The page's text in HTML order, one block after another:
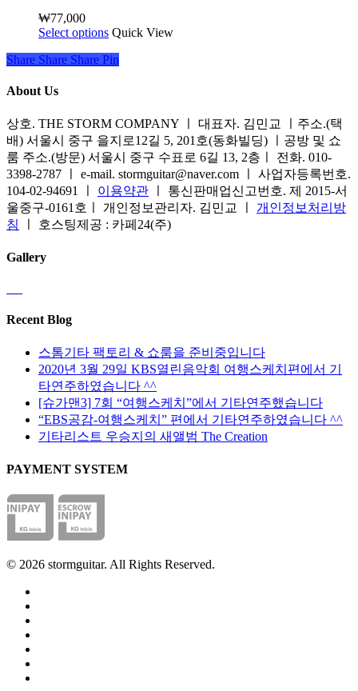
지
에
서
선
택
할
수
있
습
니
다.
상
지
에
서
옵
션
을
선
상
품
에
니
다.
상
품
페
이
지
에
할
수
있
습
니
다
₩77,000
Select options 여
상
션
이
이
상
품
에
있
습
지
에
서
옵
션
을
택
다
Quick View
Share
Share Share Share Pin
About Us
상호. THE STORM COMPANY ㅣ 대표자. 김민교 ㅣ주소.(택
배) 서울시 중구 을지로12길 5, 201호(동화빌딩) ㅣ공방 및 쇼
룸 주소.(방문) 서울시 중구 수표로 6길 13, 2층ㅣ 전화. 010-
3398-2787 ㅣ e-mail. stormguitar@naver.com ㅣ 사업자등록번호.
104-02-94691 ㅣ 이용약관 ㅣ 통신판매업신고번호. 제 2015-서
울중구-0161호ㅣ 개인정보관리자. 김민교 ㅣ 개인정보처리방
침
ㅣ 호스팅제공 : 카페24(주)
Gallery
Recent Blog
스톰기타 팩토리 & 쇼룸을 준비중입니다
2020년 3월 29일 KBS열린음악회 여행스케치편에서 기
타연주하였습니다 ^^
[슈가맨3] 7회 “여행스케치”에서 기타연주했습니다
“EBS공감-여행스케치” 편에서 기타연주하였습니다 ^^
기타리스트 우승지의 새앨범 The Creation
PAYMENT SYSTEM
© 2026 stormguitar. All Rights Reserved.